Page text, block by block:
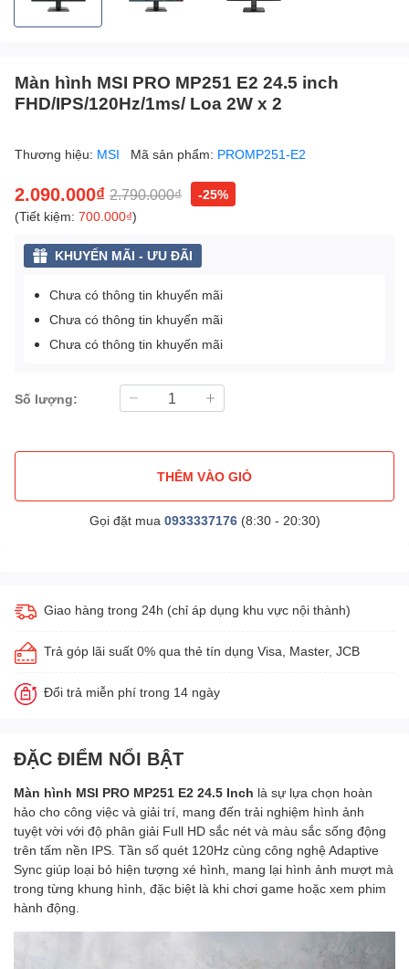
Màn hình MSI PRO MP251 E2 24.5 inch
FHD/IPS/120Hz/1ms/ Loa 2W x 2
Thương hiệu: MSI Mã sản phẩm: PROMP251-E2
2.090.000₫ 2.790.000₫
-25%
(Tiết kiệm: 700.000₫)
KHUYẾN MÃI - ƯU ĐÃI
Chưa có thông tin khuyến mãi
Chưa có thông tin khuyến mãi
Chưa có thông tin khuyến mãi
Số lượng:
THÊM VÀO GIỎ
Gọi đặt mua 0933337176(8:30 - 20:30)
Giao hàng trong 24h (chỉ áp dụng khu vực nội thành)
Trả góp lãi suất 0% qua thẻ tín dụng Visa, Master, JCB
Đổi trả miễn phí trong 14 ngày
ĐẶC ĐIỂM NỔI BẬT
Màn hình MSI PRO MP251 E2 24.5 Inch là sự lựa chọn hoàn
hảo cho công việc và giải trí, mang đến trải nghiệm hình ảnh
tuyệt vời với độ phân giải Full HD sắc nét và màu sắc sống động
trên tấm nền IPS. Tần số quét 120Hz cùng công nghệ Adaptive
Sync giúp loại bỏ hiện tượng xé hình, mang lại hình ảnh mượt mà
trong từng khung hình, đặc biệt là khi chơi game hoặc xem phim
hành động.